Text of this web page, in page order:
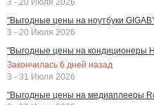
"Выгодные цены на ноутбуки
3 - 20 Июля 2026
"Выгодные цены на кондиционеры
Закончилась 6 дней назад
3 - 31 Июля 2026
"Выгодные цены на медиаплееры